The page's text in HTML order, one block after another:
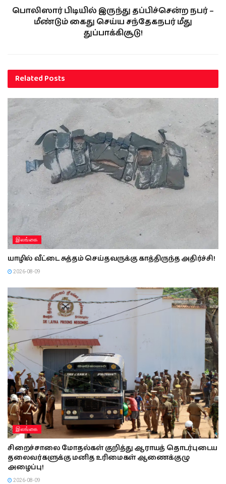
பொலிஸார் பிடியில் இருந்து தப்பிச்சென்ற நபர் –
மீண்டும் கைது செய்ய சந்தேகநபர் மீது
துப்பாக்கிசூடு!
RelatedPosts
இலங்கை
யாழில் வீட்டை சுத்தம் செய்தவருக்கு காத்திருந்த அதிர்ச்சி!
2026-08-09
இலங்கை
சிறைச்சாலை மோதல்கள் குறித்து ஆராயத் தொடர்புடைய
தலைவர்களுக்கு மனித உரிமைகள் ஆணைக்குழு
அழைப்பு!
2026-08-09